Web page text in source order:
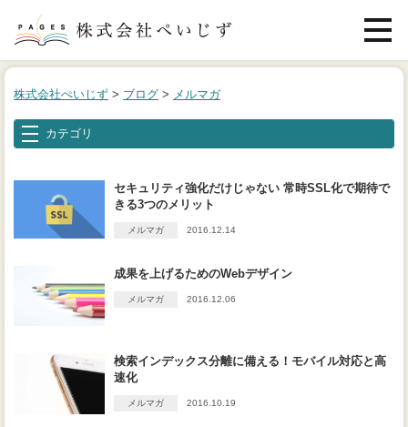
メニュ
Web制作
ライティング
料金
ブログ
お問い合わせ
株式会社ぺいじず > ブログ > メルマガ
カテゴリ
セキュリティ強化だけじゃない 常時SSL化で期待で
きる3つのメリット
メルマガ 2016.12.14
成果を上げるためのWebデザイン
メルマガ 2016.12.06
検索インデックス分離に備える！モバイル対応と高
速化
メルマガ 2016.10.19